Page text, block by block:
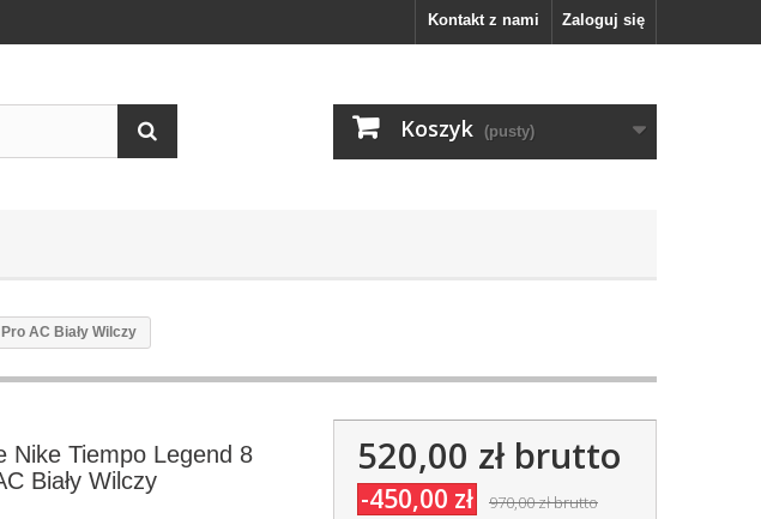
Zaloguj się
Kontakt z nami
Koszyk (pusty)
AC Biały Wilczy
Nike Tiempo Legend 8
Biały Wilczy
520,00 złbrutto
-450,00 zł 970,00 złbrutto